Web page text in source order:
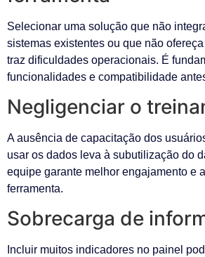
Selecionar uma solução que não
sistemas existentes ou que não
traz dificuldades operacionais. É
funcionalidades e compatibilidade
Negligenciar o
A ausência de capacitação dos
usar os dados leva à subutilização do
equipe garante melhor engajamento e
ferramenta.
Sobrecarga de
Incluir muitos indicadores no painel